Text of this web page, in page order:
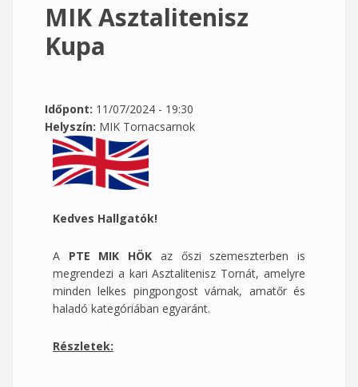
MIK Asztalitenisz
Kupa
Időpont: 11/07/2024 - 19:30
Helyszín: MIK Tornacsarnok
Kedves Hallgatók!
A PTE MIK HÖK az őszi szemeszterben is
megrendezi a kari Asztalitenisz Tornát, amelyre
minden lelkes pingpongost várnak, amatőr és
haladó kategóriában egyaránt.
Részletek: